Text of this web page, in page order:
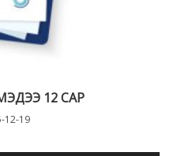
12 САР
12-19